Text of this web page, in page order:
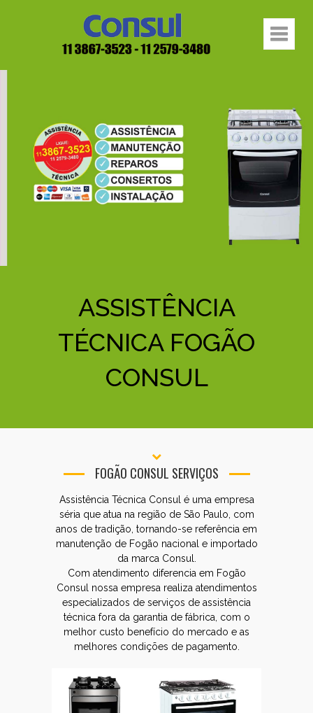
ASSISTÊNCIA
TÉCNICA FOGÃO
CONSUL
FOGÃO CONSUL SERVIÇOS
Assistência Técnica Consul é uma empresa
séria que atua na região de São Paulo, com
anos de tradição, tornando-se referência em
manutenção de Fogão nacional e importado
da marca Consul.
Com atendimento diferencia em Fogão
Consul nossa empresa realiza atendimentos
especializados de serviços de assistência
técnica fora da garantia de fábrica, com o
melhor custo benefício do mercado e as
melhores condições de pagamento.